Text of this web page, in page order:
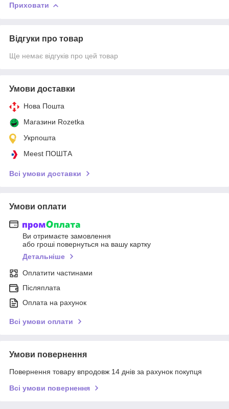
Приховати
Відгуки про товар
Ще немає відгуків про цей товар
Умови доставки
Нова Пошта
Магазини Rozetka
Укрпошта
Meest ПОШТА
Всі умови доставки
Умови оплати
Ви отримаєте замовлення
або гроші повернуться на вашу картку
Детальніше
Оплатити частинами
Післяплата
Оплата на рахунок
Всі умови оплати
Умови повернення
Повернення товару впродовж 14 днів за рахунок покупця
Всі умови повернення